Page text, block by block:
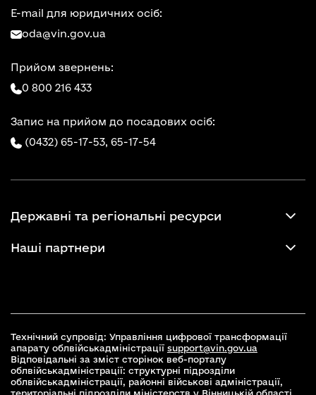
E-mail для юридичних осіб:
oda@vin.gov.ua
Прийом звернень:
0 800 216 433
Запис на прийом до посадових осіб:
(0432) 65-17-53, 65-17-54
Державні та регіональні ресурси
Наші партнери
Технічний супровід: Управління цифрової трансформації
апарату облвійськадміністрації support@vin.gov.ua
Відповідальні за зміст сторінок веб-порталу
облвійськадміністрації: структурні підрозділи
облвійськадміністрації, районні військові адміністрації,
територіальні підрозділи міністерств у Вінницькій області,